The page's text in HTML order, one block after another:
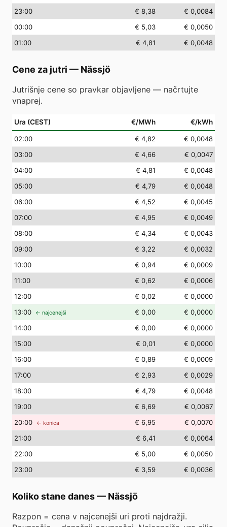
23:00 € 8,38
€ 0,0084
00:00 € 5,03
€ 0,0050
01:00 € 4,81 € 0,0048
Cene za jutri — Nässjö
Jutrišnje cene so pravkar objavljene — načrtujte
vnaprej.
Ura (CEST) €/MWh €/kWh
02:00 € 4,82
€ 0,0048
03:00 € 4,66
€ 0,0047
04:00 € 4,81
€ 0,0048
05:00 € 4,79
€ 0,0048
06:00 € 4,52
€ 0,0045
07:00 € 4,95
€ 0,0049
08:00 € 4,34
€ 0,0043
09:00 € 3,22
€ 0,0032
10:00 € 0,94
€ 0,0009
11:00 € 0,62
€ 0,0006
12:00 € 0,02
€ 0,0000
13:00 ← najcenejši € 0,00
€ 0,0000
14:00 € 0,00
€ 0,0000
15:00 € 0,01
€ 0,0000
16:00 € 0,89
€ 0,0009
17:00 € 2,93
€ 0,0029
18:00 € 4,79
€ 0,0048
19:00 € 6,69
€ 0,0067
20:00 ← konica € 6,95
€ 0,0070
21:00 € 6,41
€ 0,0064
22:00 € 5,00
€ 0,0050
23:00 € 3,59 € 0,0036
Koliko stane danes— Nässjö
Razpon = cena v najcenejši uri proti najdražji.